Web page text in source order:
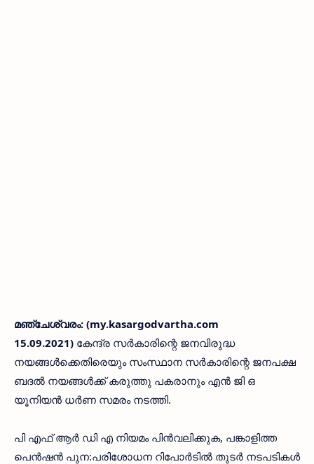
മഞ്ചേശ്വരം: (my.kasargodvartha.com
15.09.2021) കേന്ദ്ര സർകാരിന്റെ ജനവിരുദ്ധ
നയങ്ങൾക്കെതിരെയും സംസ്ഥാന സർകാരിന്റെ ജനപക്ഷ
ബദൽ നയങ്ങൾക്ക് കരുത്തു പകരാനും എൻ ജി ഒ
യൂനിയൻ ധർണ സമരം നടത്തി.
പി എഫ് ആർ ഡി എ നിയമം പിൻവലിക്കുക, പങ്കാളിത്ത
പെൻഷൻ പുന:പരിശോധന റിപോർടിൽ തുടർ നടപടികൾ